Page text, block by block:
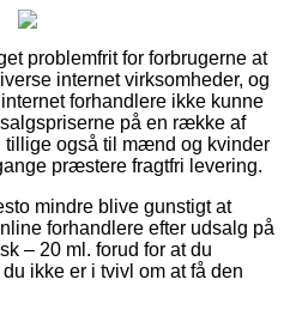
problemfrit for forbrugerne at
internet virksomheder, og
forhandlere ikke kunne
på en række af
tillige også til mænd og kvinder
præstere fragtfri levering.
mindre blive gunstigt at
forhandlere efter udsalg på
– 20 ml. forud for at du
ikke er i tvivl om at få den